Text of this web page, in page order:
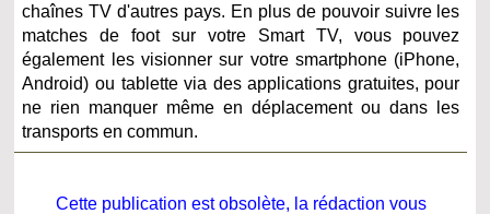
chaînes TV d'autres pays. En plus de pouvoir suivre les
matches de foot sur votre Smart TV, vous pouvez
également les visionner sur votre smartphone (iPhone,
Android) ou tablette via des applications gratuites, pour
ne rien manquer même en déplacement ou dans les
transports en commun.
Cette publication est obsolète, la rédaction vous